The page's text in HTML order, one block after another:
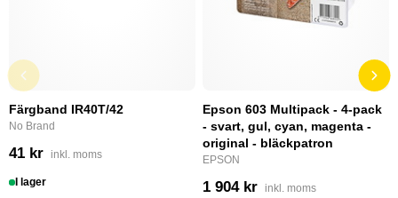
Färgband IR40T/42
No Brand
41 kr inkl. moms
I lager
Epson 603 Multipack - 4-pack
- svart, gul, cyan, magenta -
original - bläckpatron
EPSON
1 904 kr inkl. moms